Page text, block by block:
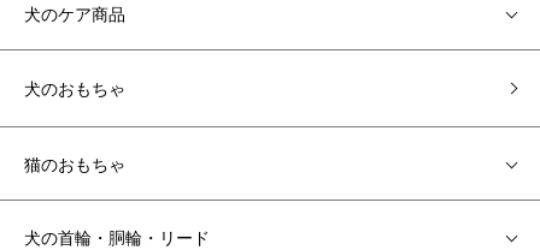
犬のケア商品
犬のおもちゃ
猫のおもちゃ
犬の首輪・胴輪・リード